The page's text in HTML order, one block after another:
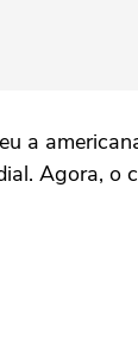
a
Agora, o